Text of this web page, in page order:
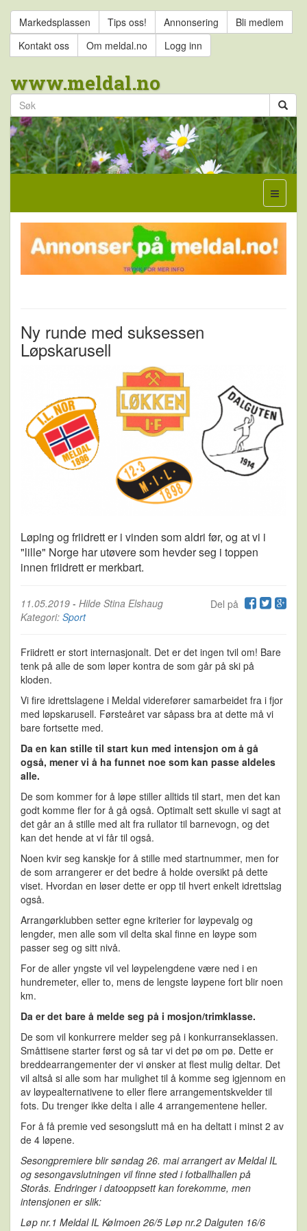
Markedsplassen Tips oss! Annonsering
Bli medlem
Kontakt oss
Om meldal.no Logg inn
www.meldal.no
Ny runde med suksessen
Løpskarusell
Løping og friidrett er i vinden som aldri før, og at vi i
"lille" Norge har utøvere som hevder seg i toppen
innen friidrett er merkbart.
Del på
11.05.2019 - Hilde Stina Elshaug
Kategori: Sport
Friidrett er stort internasjonalt. Det er det ingen tvil om! Bare
tenk på alle de som løper kontra de som går på ski på
kloden.
Vi fire idrettslagene i Meldal viderefører samarbeidet fra i fjor
med løpskarusell. Førsteåret var såpass bra at dette må vi
bare fortsette med.
Da en kan stille til start kun med intensjon om å gå
også, mener vi å ha funnet noe som kan passe aldeles
alle.
De som kommer for å løpe stiller alltids til start, men det kan
godt komme fler for å gå også. Optimalt sett skulle vi sagt at
det går an å stille med alt fra rullator til barnevogn, og det
kan det hende at vi får til også.
Noen kvir seg kanskje for å stille med startnummer, men for
de som arrangerer er det bedre å holde oversikt på dette
viset. Hvordan en løser dette er opp til hvert enkelt idrettslag
også.
Arrangørklubben setter egne kriterier for løypevalg og
lengder, men alle som vil delta skal finne en løype som
passer seg og sitt nivå.
For de aller yngste vil vel løypelengdene være ned i en
hundremeter, eller to, mens de lengste løypene fort blir noen
km.
Da er det bare å melde seg på i mosjon/trimklasse.
De som vil konkurrere melder seg på i konkurranseklassen.
Småttisene starter først og så tar vi det pø om pø. Dette er
breddearrangementer der vi ønsker at flest mulig deltar. Det
vil altså si alle som har mulighet til å komme seg igjennom en
av løypealternativene to eller flere arrangementskvelder til
fots. Du trenger ikke delta i alle 4 arrangementene heller.
For å få premie ved sesongslutt må en ha deltatt i minst 2 av
de 4 løpene.
Sesongpremiere blir søndag 26. mai arrangert av Meldal IL
og sesongavslutningen vil finne sted i fotballhallen på
Storås. Endringer i datooppsett kan forekomme, men
intensjonen er slik:
Løp nr.1 Meldal IL Kølmoen 26/5 Løp nr.2 Dalguten 16/6